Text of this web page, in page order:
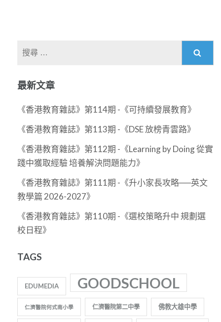
最新文章
《香港教育雜誌》第114期 -《可持續發展教育》
《香港教育雜誌》第113期 -《DSE 放榜青雲路》
《香港教育雜誌》第112期 -《Learning by Doing 從實
踐中獲取經驗 培養解決問題能力》
《香港教育雜誌》第111期 -《升小家長攻略──英文
教學篇 2026-2027》
《香港教育雜誌》第110期 -《選校策略升中 規劃選
校日程》
TAGS
EDUMEDIA GOODSCHOOL
仁濟醫院何式南小學 仁濟醫院第二中學 佛教大雄中學